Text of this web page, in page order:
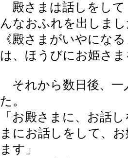
殿さまは話しをして
んなおふれを出しま
《殿さまがいやにな
は、ほうびにお姫さ
それから数日後、一
た。
「お殿さまに、お話
まにお話しをして、
ます」